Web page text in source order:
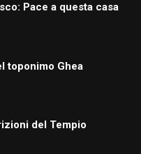
Pace a questa casa
toponimo Ghea
del Tempio